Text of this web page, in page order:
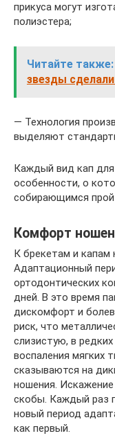
прикуса могут
полиэстера;
Читайте также:
звезды
— Технология
выделяют
Каждый вид кап для
особенности, о
собирающимся
Комфорт
К брекетам и капам
Адаптационный
ортодонтических
дней. В это время
дискомфорт и
риск, что
слизистую, в
воспаления мягких
сказываются на
ношения.
скобы. Каждый раз
новый период
как первый.